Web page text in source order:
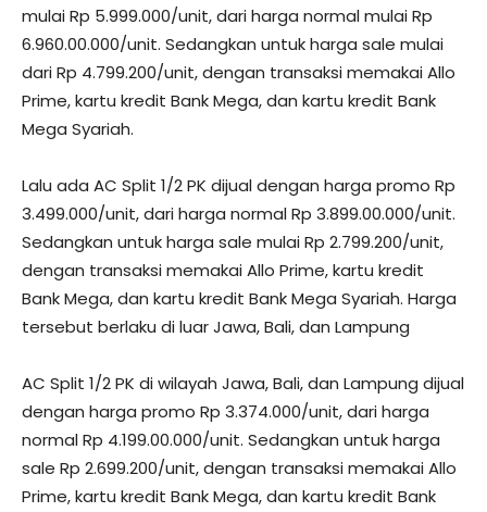
mulai Rp 5.999.000/unit, dari harga normal mulai Rp
6.960.00.000/unit. Sedangkan untuk harga sale mulai
dari Rp 4.799.200/unit, dengan transaksi memakai Allo
Prime, kartu kredit Bank Mega, dan kartu kredit Bank
Mega Syariah.
Lalu ada AC Split 1/2 PK dijual dengan harga promo Rp
3.499.000/unit, dari harga normal Rp 3.899.00.000/unit.
Sedangkan untuk harga sale mulai Rp 2.799.200/unit,
dengan transaksi memakai Allo Prime, kartu kredit
Bank Mega, dan kartu kredit Bank Mega Syariah. Harga
tersebut berlaku di luar Jawa, Bali, dan Lampung
AC Split 1/2 PK di wilayah Jawa, Bali, dan Lampung dijual
dengan harga promo Rp 3.374.000/unit, dari harga
normal Rp 4.199.00.000/unit. Sedangkan untuk harga
sale Rp 2.699.200/unit, dengan transaksi memakai Allo
Prime, kartu kredit Bank Mega, dan kartu kredit Bank